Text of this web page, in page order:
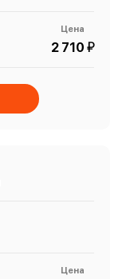
Цена
2 710 й
Цена